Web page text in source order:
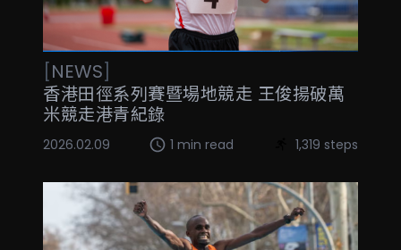
[NEWS]
香港田徑系列賽暨場地競走 王俊揚破萬
米競走港青紀錄
2026.02.09 1 min read 1,319 steps